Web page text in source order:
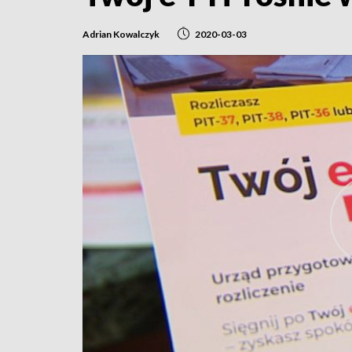
Adrian Kowalczyk 2020-03-03